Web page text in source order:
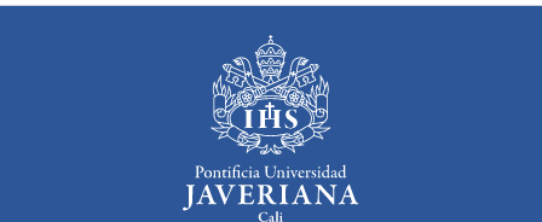
Valle del Cauca, con el objetivo de
fortalecer el aprendizaje de estos
conceptos auditivos en una población con
necesidades especiales. El aplicativo se
desarrolló utilizando el motor gráfico Godot
en su versión 2D, garantizando un entorno